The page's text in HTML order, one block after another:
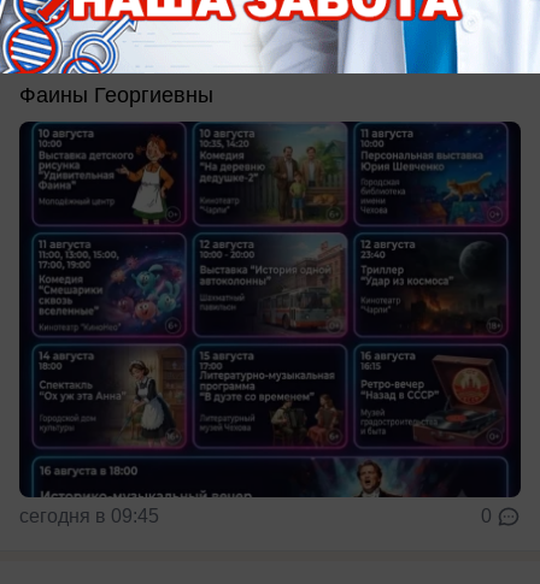
впечатлениями когда август в экваторе
Танцы со времён СССР и детские рисунки для
Фаины Георгиевны
сегодня в 09:45 0